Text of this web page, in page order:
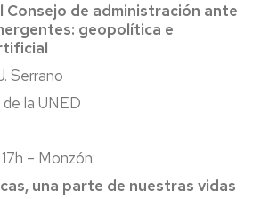
Consejo de administración ante
geopolítica e
Serrano
la UNED
– Monzón:
una parte de nuestras vidas